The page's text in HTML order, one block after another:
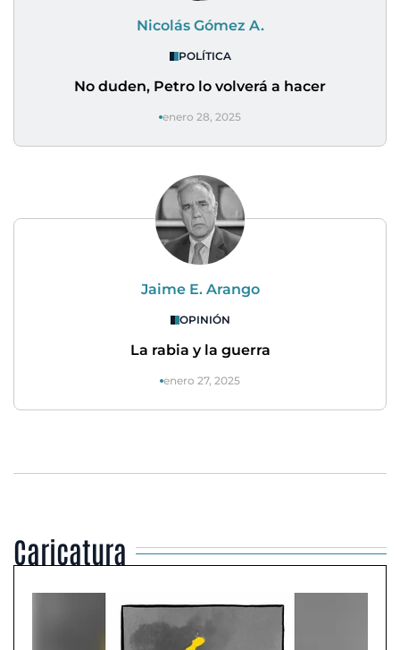
Nicolás Gómez A.
POLÍTICA
No duden, Petro lo volverá a hacer
enero 28, 2025
Jaime E. Arango
OPINIÓN
La rabia y la guerra
enero 27, 2025
Caricatura